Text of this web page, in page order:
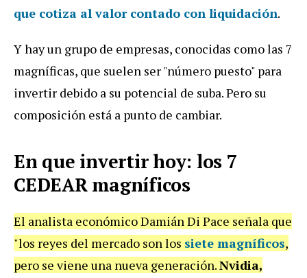
que cotiza al valor contado con liquidación.
Y hay un grupo de empresas, conocidas como las 7
magníficas, que suelen ser "número puesto" para
invertir debido a su potencial de suba. Pero su
composición está a punto de cambiar.
En que invertir hoy: los 7
CEDEAR magníficos
El analista económico Damián Di Pace señala que
"los reyes del mercado son los siete magníficos,
pero se viene una nueva generación.Nvidia,